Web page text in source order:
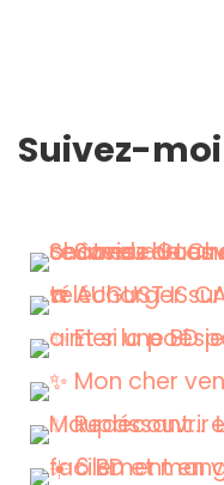
Suivez-